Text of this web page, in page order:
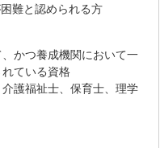
難と認められる方
かつ養成機関において一
ている資格
護福祉士、保育士、理学